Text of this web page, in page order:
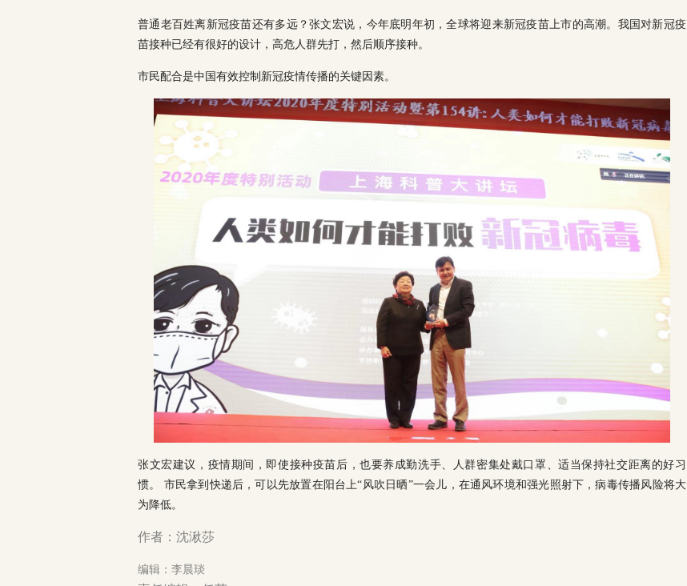
普通老百姓离新冠疫苗还有多远？张文宏说，今年底明年初，全球将迎来新冠疫苗上市的高潮。我国对新冠疫
苗接种已经有很好的设计，高危人群先打，然后顺序接种。
市民配合是中国有效控制新冠疫情传播的关键因素。
张文宏建议，疫情期间，即使接种疫苗后，也要养成勤洗手、人群密集处戴口罩、适当保持社交距离的好习
惯。 市民拿到快递后，可以先放置在阳台上“风吹日晒”一会儿，在通风环境和强光照射下，病毒传播风险将大
为降低。
作者：沈湫莎
编辑：李晨琰